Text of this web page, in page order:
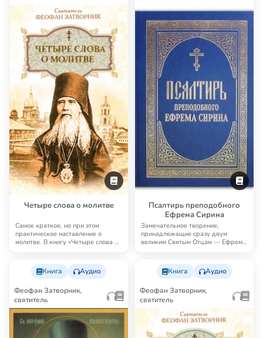
Четыре слова о молитве
Самое краткое, но при этом
практическое наставление о
молитве. В книгу «Четыре слова о
Псалтирь преподобного
Ефрема Сирина
Замечательное творение,
принадлежащие сразу двум
великим Святым Отцам — Ефрему
Книга Аудио
Феофан Затворник,
святитель
Книга Аудио
Феофан Затворник,
святитель